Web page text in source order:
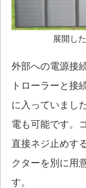
展開し
外部への電源接
トローラーと接
に入っていまし
電も可能です。
直接ネジ止めす
クターを別に用
す。